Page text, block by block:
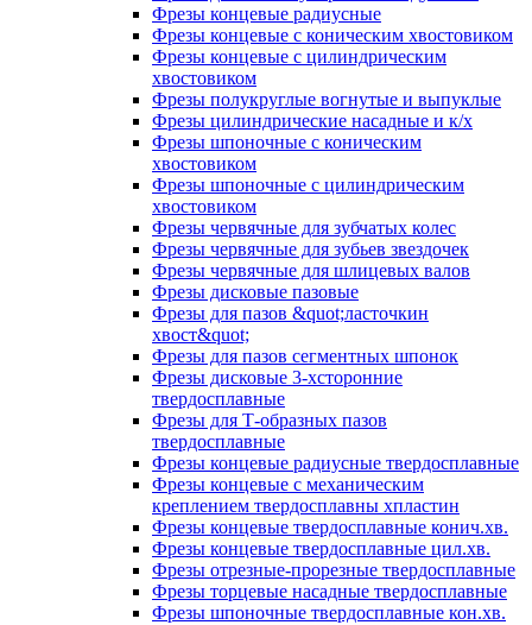
Фрезы концевые радиусные
Фрезы концевые с коническим хвостовиком
Фрезы концевые с цилиндрическим
хвостовиком
Фрезы полукруглые вогнутые и выпуклые
Фрезы цилиндрические насадные и к/х
Фрезы шпоночные с коническим
хвостовиком
Фрезы шпоночные с цилиндрическим
хвостовиком
Фрезы червячные для зубчатых колес
Фрезы червячные для зубьев звездочек
Фрезы червячные для шлицевых валов
Фрезы дисковые пазовые
Фрезы для пазов &quot;ласточкин
хвост&quot;
Фрезы для пазов сегментных шпонок
Фрезы дисковые 3-хсторонние
твердосплавные
Фрезы для Т-образных пазов
твердосплавные
Фрезы концевые радиусные твердосплавные
Фрезы концевые с механическим
креплением твердосплавны хпластин
Фрезы концевые твердосплавные конич.хв.
Фрезы концевые твердосплавные цил.хв.
Фрезы отрезные-прорезные твердосплавные
Фрезы торцевые насадные твердосплавные
Фрезы шпоночные твердосплавные кон.хв.